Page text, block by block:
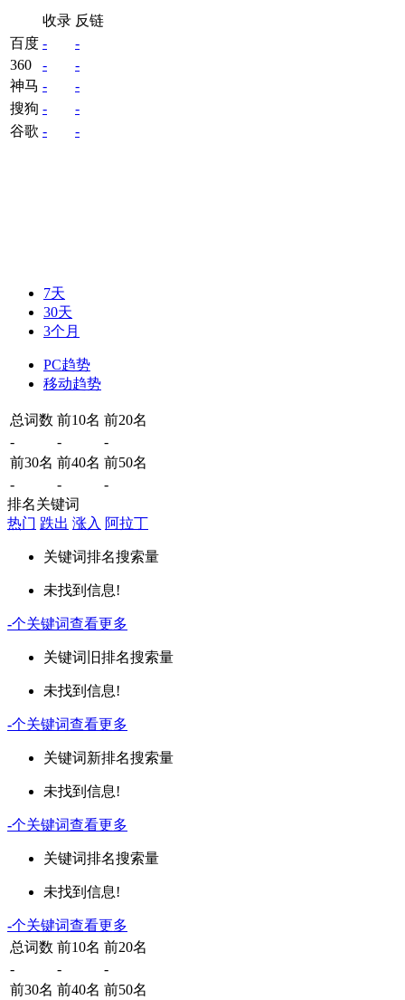
收录 反链
百度 -
-
360
-
-
神马 -
-
搜狗 -
-
谷歌 - -
7天
30天
3个月
PC趋势
移动趋势
总词数 前10名 前20名
-
-
-
前30名 前40名 前50名
-
-
-
排名关键词
热门 跌出 涨入 阿拉丁
关键词排名搜索量
未找到信息!
-个关键词查看更多
关键词 旧排名搜索量
未找到信息!
-个关键词查看更多
关键词新排名搜索量
未找到信息!
-个关键词查看更多
关键词排名搜索量
未找到信息!
-个关键词查看更多
总词数 前10名 前20名
-
-
-
前30名 前40名 前50名